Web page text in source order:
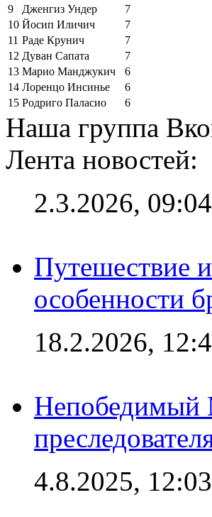
9
Дженгиз Ундер
7
10 Йосип Иличич
7
11 Раде Крунич
7
12 Дуван Сапата
7
13 Марио Манджукич
6
14 Лоренцо Инсинье
6
15 Родриго Паласио 6
Наша группа
Лента новостей:
2.3.2026, 09:04
Путешествие
особенности
18.2.2026,
Непобедимый
4.8.2025, 12:03